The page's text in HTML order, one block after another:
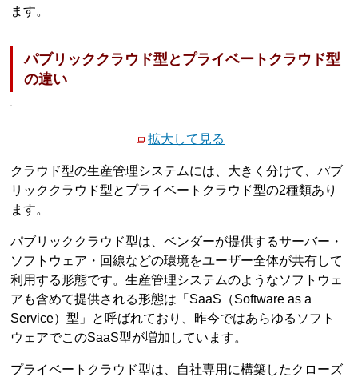
ます。
パブリッククラウド型とプライベートクラウド型
の違い
拡大して見る
クラウド型の生産管理システムには、大きく分けて、パブ
リッククラウド型とプライベートクラウド型の2種類あり
ます。
パブリッククラウド型は、ベンダーが提供するサーバー・
ソフトウェア・回線などの環境をユーザー全体が共有して
利用する形態です。生産管理システムのようなソフトウェ
アも含めて提供される形態は「SaaS（Software as a
Service）型」と呼ばれており、昨今ではあらゆるソフト
ウェアでこのSaaS型が増加しています。
プライベートクラウド型は、自社専用に構築したクローズ